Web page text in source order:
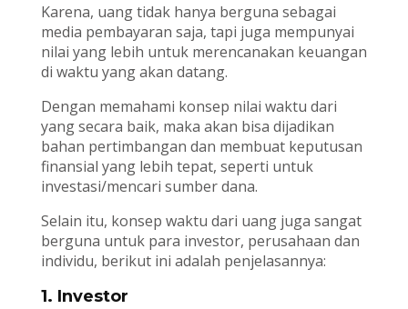
Karena, uang tidak hanya berguna sebagai
media pembayaran saja, tapi juga mempunyai
nilai yang lebih untuk merencanakan keuangan
di waktu yang akan datang.
Dengan memahami konsep nilai waktu dari
yang secara baik, maka akan bisa dijadikan
bahan pertimbangan dan membuat keputusan
finansial yang lebih tepat, seperti untuk
investasi/mencari sumber dana.
Selain itu, konsep waktu dari uang juga sangat
berguna untuk para investor, perusahaan dan
individu, berikut ini adalah penjelasannya:
1. Investor